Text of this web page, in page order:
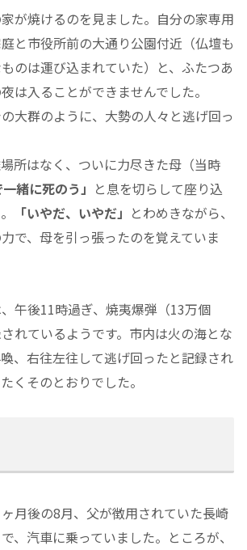
が焼けるのを見ました。自分の家専用
と市役所前の大通り公園付近（仏壇も
のは運び込まれていた）と、ふたつあ
は入ることができませんでした。
大群のように、大勢の人々と逃げ回っ
所はなく、ついに力尽きた母（当時
一緒に死のう」 と息を切らして座り込
「いやだ、いやだ」 とわめきながら、
で、母を引っ張ったのを覚えていま
午後11時過ぎ、焼夷爆弾（13万個
れているようです。市内は火の海とな
、右往左往して逃げ回ったと記録され
くそのとおりでした。
月後の8月、父が徴用されていた長崎
、汽車に乗っていました。ところが、